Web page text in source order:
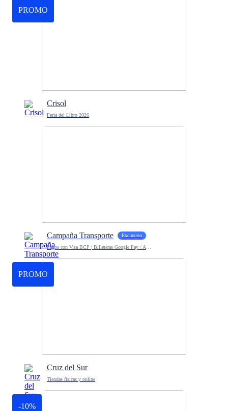
PROMO
Crisol
Feria del Libro 2026
Campaña Transporte Exclusivo
PROMO
Cruz del Sur
Tiendas físicas y online
-10%